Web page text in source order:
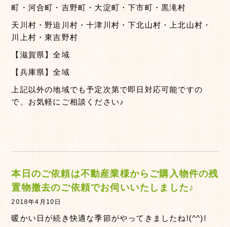
町・河合町・吉野町・大淀町・下市町・黒滝村
天川村・野迫川村・十津川村・下北山村・上北山村・
川上村・東吉野村
【滋賀県】全域
【兵庫県】全域
上記以外の地域でも予定次第で即日対応可能ですの
で、お気軽にご相談ください♪
本日のご依頼は不動産業様からご購入物件の残
置物撤去のご依頼でお伺いいたしました♪
2018年4月10日
暖かい日が続き快適な季節がやってきましたね!(^^)!